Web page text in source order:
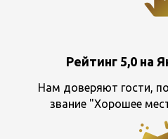
Рейтинг 5,0 на
Нам доверяют гости,
звание "Хорошее